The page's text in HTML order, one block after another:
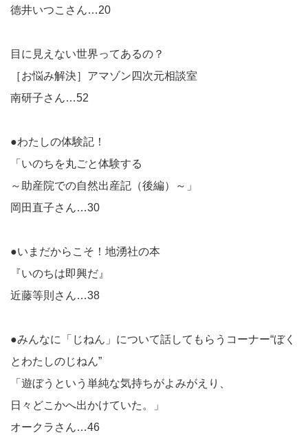
德井いつこさん…20
目に見えない世界ってあるの？
［お悩み解決］アマゾン四次元相談室
南研子さん…52
●わたしの体験記！
「いのちを丸ごと体験する
～助産院での自然出産記（後編）～」
岡田直子さん…30
●いまだからこそ！地湧社の本
『いのちは即興だ』
近藤等則さん…38
●みんなに「じねん」について話してもらうコーナー“ぼく
とわた しのじねん”
「遊ぼうという単純な気持ちがよみがえり、
日々どこかへ出かけていた。」
オークラさん…46